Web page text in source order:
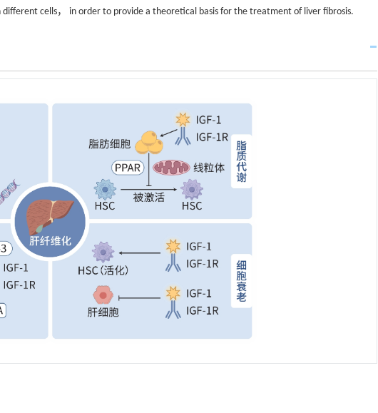
cells， in order to provide a theoretical basis for the treatment of liver fibrosis.